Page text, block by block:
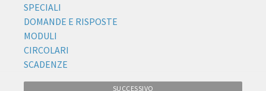
SPECIALI
DOMANDE E RISPOSTE
MODULI
CIRCOLARI
SCADENZE
SUCCESSIVO